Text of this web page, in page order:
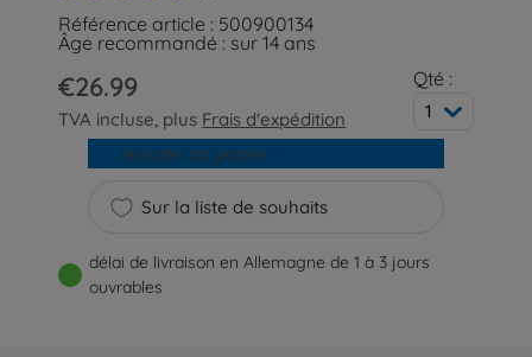
Référence article : 500900134
Âge recommandé : sur 14 ans
€26.99
TVA incluse, plus Frais d'expédition
Qté :
1
Sur la liste de souhaits
Ajouter au panier
délai de livraison en Allemagne de 1 à 3 jours
ouvrables